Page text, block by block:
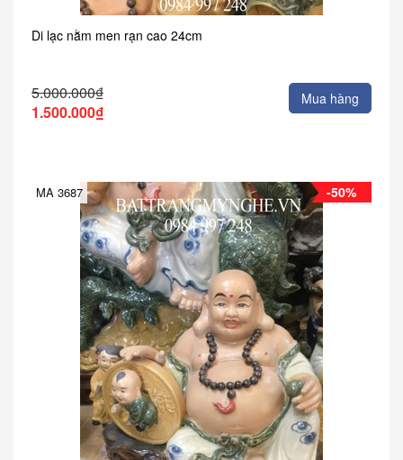
Di lạc nằm men rạn cao 24cm
5.000.000₫
1.500.000₫
Mua hàng
-50%
MA 3687